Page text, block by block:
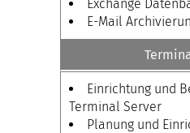
Exchange
E-Mail
Einrichtung und
Terminal Server
Planung und